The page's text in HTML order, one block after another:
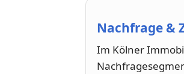
Nachfrage &
Im Kölner